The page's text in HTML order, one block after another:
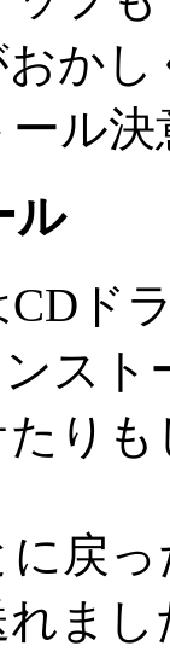
おか
ール
ル
ド
スト
り
戻
まし